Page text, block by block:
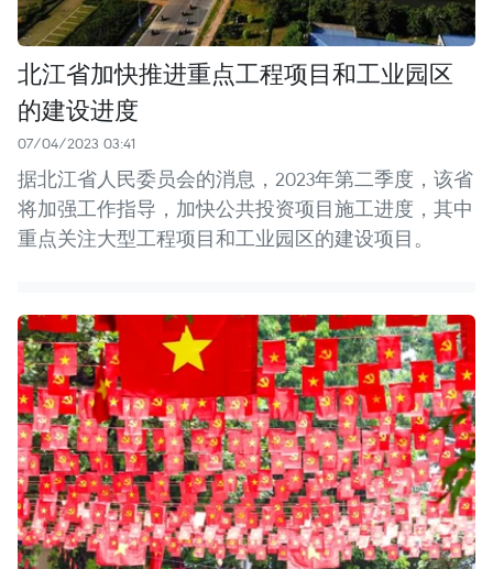
北江省加快推进重点工程项目和工业园区
的建设进度
07/04/2023 03:41
据北江省人民委员会的消息，2023年第二季度，该省
将加强工作指导，加快公共投资项目施工进度，其中
重点关注大型工程项目和工业园区的建设项目。